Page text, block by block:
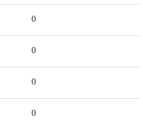
0
0
0
0